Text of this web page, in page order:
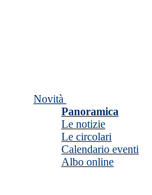
Novità
Panoramica
Le notizie
Le circolari
Calendario eventi
Albo online